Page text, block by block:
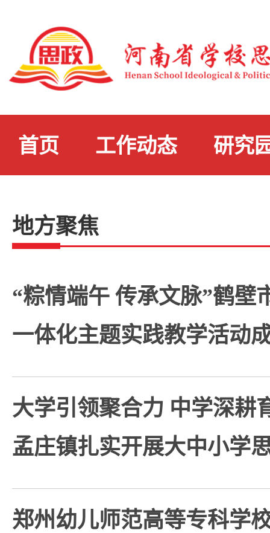
首页 工作动态 研究
地方聚焦
“粽情端午 传承文脉”鹤壁
一体化主题实践教学活动
大学引领聚合力 中学深
孟庄镇扎实开展大中小学
郑州幼儿师范高等专科学